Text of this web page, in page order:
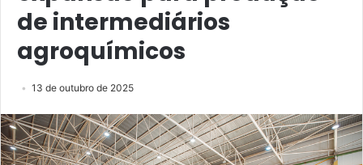
de intermediários
agroquímicos
13 de outubro de 2025